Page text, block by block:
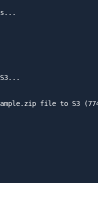
file to S3